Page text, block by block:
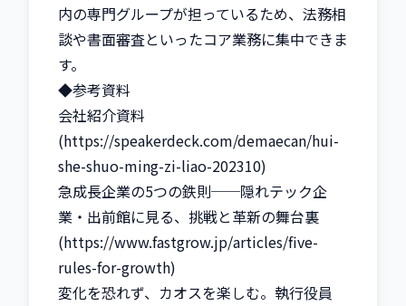
内の専門グループが担っているため、法務相
談や書面審査といったコア業務に集中できま
す。
◆参考資料
会社紹介資料
(https://speakerdeck.com/demaecan/hui-
she-shuo-ming-zi-liao-202310)
急成長企業の5つの鉄則──隠れテック企
業・出前館に見る、挑戦と革新の舞台裏
(https://www.fastgrow.jp/articles/five-
rules-for-growth)
変化を恐れず、カオスを楽しむ。執行役員